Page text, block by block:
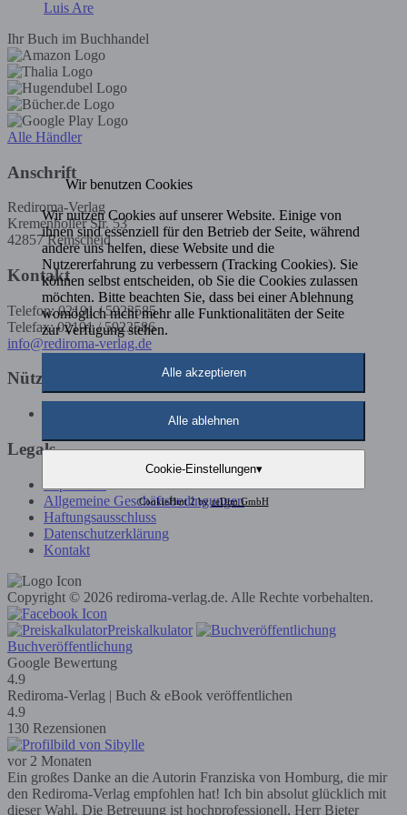
Luis Are
Ihr Buch im Buchhandel
Alle Händler
Anschrift
Rediroma-Verlag
Kremenholler Str. 53
42857 Remscheid
Kontakt
Telefon: 02191 / 5923585
Telefax: 02191 / 5923586
info@rediroma-verlag.de
Nützliche Infos
Günstige Buchveröffentlichung
Legals
Allgemeine Geschäftsbedingungen
Haftungsausschluss
Datenschutzerklärung
Kontakt
Copyright © 2026 rediroma-verlag.de. Alle Rechte vorbehalten.
Preiskalkulator
Buchveröffentlichung
Google Bewertung
4.9
Rediroma-Verlag | Buch & eBook veröffentlichen
4.9
130 Rezensionen
vor 2 Monaten
Ein großes Danke an die Autorin Franziska von Homburg, die mir
den Rediroma-Verlag empfohlen hat! Ich bin absolut glücklich mit
dieser Wahl. Die Betreuung ist hochprofessionell. Herr Bieter
Wir benutzen Cookies
Wir nutzen Cookies auf unserer Website. Einige von
ihnen sind essenziell für den Betrieb der Seite, während
andere uns helfen, diese Website und die
Nutzererfahrung zu verbessern (Tracking Cookies). Sie
können selbst entscheiden, ob Sie die Cookies zulassen
möchten. Bitte beachten Sie, dass bei einer Ablehnung
womöglich nicht mehr alle Funktionalitäten der Seite
zur Verfügung stehen.
Alle akzeptieren
Alle ablehnen
Cookie-Einstellungen▾
CookieHint 2 byreDim GmbH